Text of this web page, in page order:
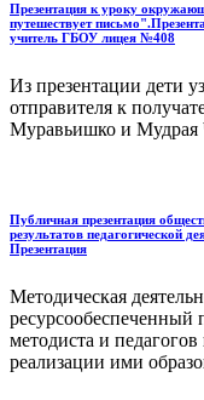
Презентация к уроку
путешествует
учитель ГБОУ лицея №408
Из презентации дети
отправителя к
Муравьишко и Мудрая
Публичная презентация
результатов педагогической
Презентация
Методическая
ресурсообеспеченный
методиста и
реализации ими